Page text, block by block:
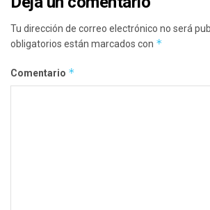
Tu dirección de correo electrónico no será
obligatorios están marcados con *
Comentario *